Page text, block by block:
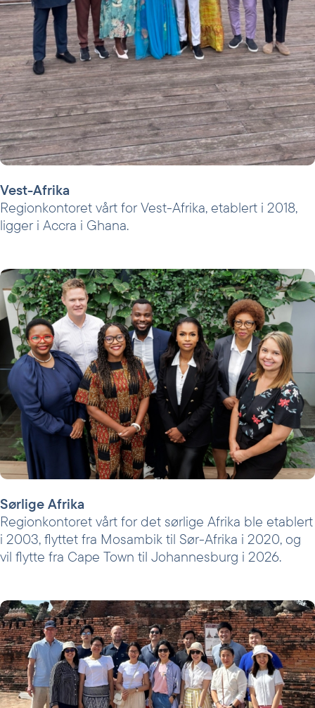
Vest-Afrika
Regionkontoret vårt for Vest-Afrika, etablert i 2018,
ligger i Accra i Ghana.
Sørlige Afrika
Regionkontoret vårt for det sørlige Afrika ble etablert
i 2003, flyttet fra Mosambik til Sør-Afrika i 2020, og
vil flytte fra Cape Town til Johannesburg i 2026.